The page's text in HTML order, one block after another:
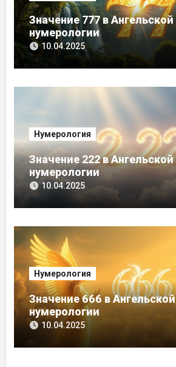
Значение 777 в Ангельской
нумерологии
10.04.2025
Нумерология
Значение 222 в Ангельской
нумерологии
10.04.2025
Нумерология
Значение 666 в Ангельской
нумерологии
10.04.2025